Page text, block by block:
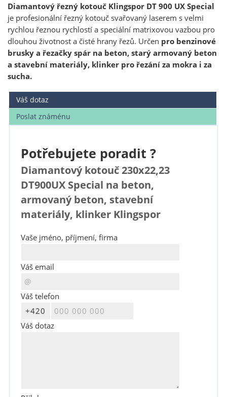
Diamantový řezný kotouč Klingspor DT 900 UX Special
je profesionální řezný kotouč svařovaný laserem s velmi
rychlou řeznou rychlostí a speciální matrixovou vazbou pro
dlouhou životnost a čisté hrany řezů. Určen pro benzinové
brusky a řezačky spár na beton, starý armovaný beton
a stavební materiály, klinker pro řezání za mokra i za
sucha.
Váš dotaz
Poslat známénu
Potřebujete poradit ?
Diamantový kotouč 230x22,23
DT900UX Special na beton,
armovaný beton, stavební
materiály, klinker Klingspor
Vaše jméno, příjmení, firma
Váš email
Váš telefon
Váš dotaz